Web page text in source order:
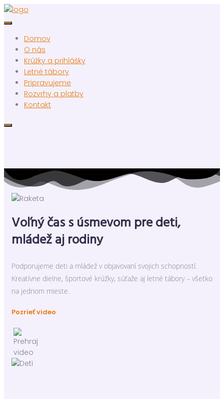
Domov
O nás
Krúžky a prihlášky
Letné tábory
Pripravujeme
Rozvrhy a platby
Kontakt
Voľný čas s úsmevom pre deti,
mládež aj rodiny
Podporujeme deti a mládež v objavovaní svojich schopností.
Kreatívne dielne, športové krúžky, súťaže aj letné tábory – všetko
na jednom mieste.
Pozrieť video